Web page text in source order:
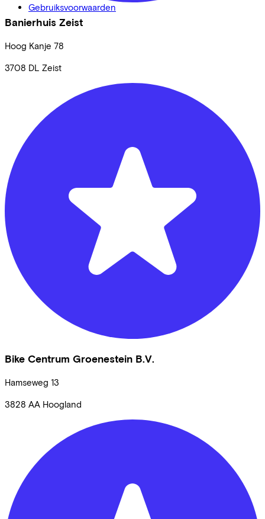
Banierhuis Zeist
Hoog Kanje 78
3708 DL Zeist
Bike Centrum Groenestein B.V.
Hamseweg 13
3828 AA Hoogland
Gebruiksvoorwaarden